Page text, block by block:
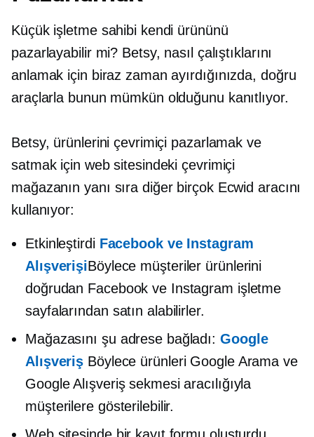
Küçük işletme sahibi kendi ürününü
pazarlayabilir mi? Betsy, nasıl çalıştıklarını
anlamak için biraz zaman ayırdığınızda, doğru
araçlarla bunun mümkün olduğunu kanıtlıyor.
Betsy, ürünlerini çevrimiçi pazarlamak ve
satmak için web sitesindeki çevrimiçi
mağazanın yanı sıra diğer birçok Ecwid aracını
kullanıyor:
Etkinleştirdi Facebook ve Instagram
AlışverişiBöylece müşteriler ürünlerini
doğrudan Facebook ve Instagram işletme
sayfalarından satın alabilirler.
Mağazasını şu adrese bağladı: Google
Alışveriş Böylece ürünleri Google Arama ve
Google Alışveriş sekmesi aracılığıyla
müşterilere gösterilebilir.